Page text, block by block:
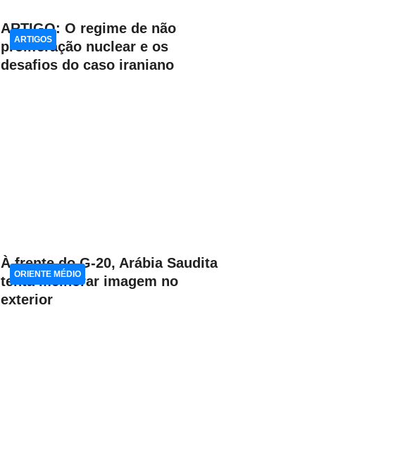
ARTIGO: O regime de não
proliferação nuclear e os
desafios do caso iraniano
ARTIGOS
À frente do G-20, Arábia Saudita
tenta melhorar imagem no
exterior
ORIENTE MÉDIO